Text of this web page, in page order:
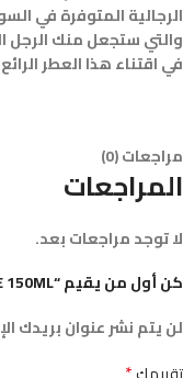
الرجالية المتوفرة في
والتي ستجعل منك الرجل
في اقتناء هذا العطر
مراجعات (0)
المراجعات
لا توجد مراجعات بعد.
كن أول من يقيم “CHANEL BLEU POUR HOMME 150ML”
لن يتم نشر عنوان بريدك